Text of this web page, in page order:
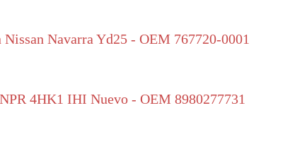
Nissan Navarra Yd25 - OEM 767720-0001
4HK1 IHI Nuevo - OEM 8980277731